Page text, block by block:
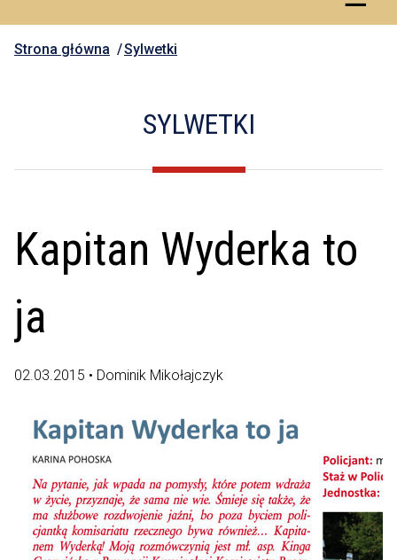
Strona główna Sylwetki
SYLWETKI
Kapitan Wyderka to
ja
02.03.2015 • Dominik Mikołajczyk